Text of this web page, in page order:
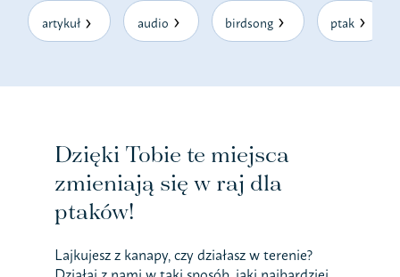
artykuł audio birdsong ptak
Dzięki Tobie te miejsca
zmieniają się w raj dla
ptaków!
Lajkujesz z kanapy, czy działasz w terenie?